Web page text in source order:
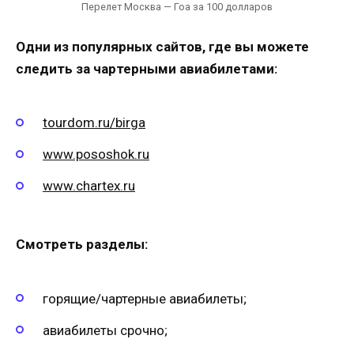
Перелет Москва — Гоа за 100 долларов
Одни из популярных сайтов, где вы можете
следить за чартерными авиабилетами:
tourdom.ru/birga
www.pososhok.ru
www.chartex.ru
Смотреть разделы:
горящие/чартерные авиабилеты;
авиабилеты срочно;